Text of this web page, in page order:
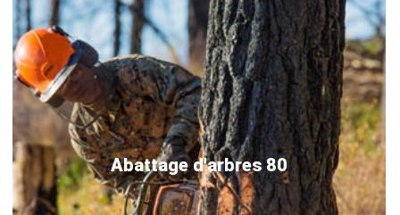
Abattage d'arbres 80